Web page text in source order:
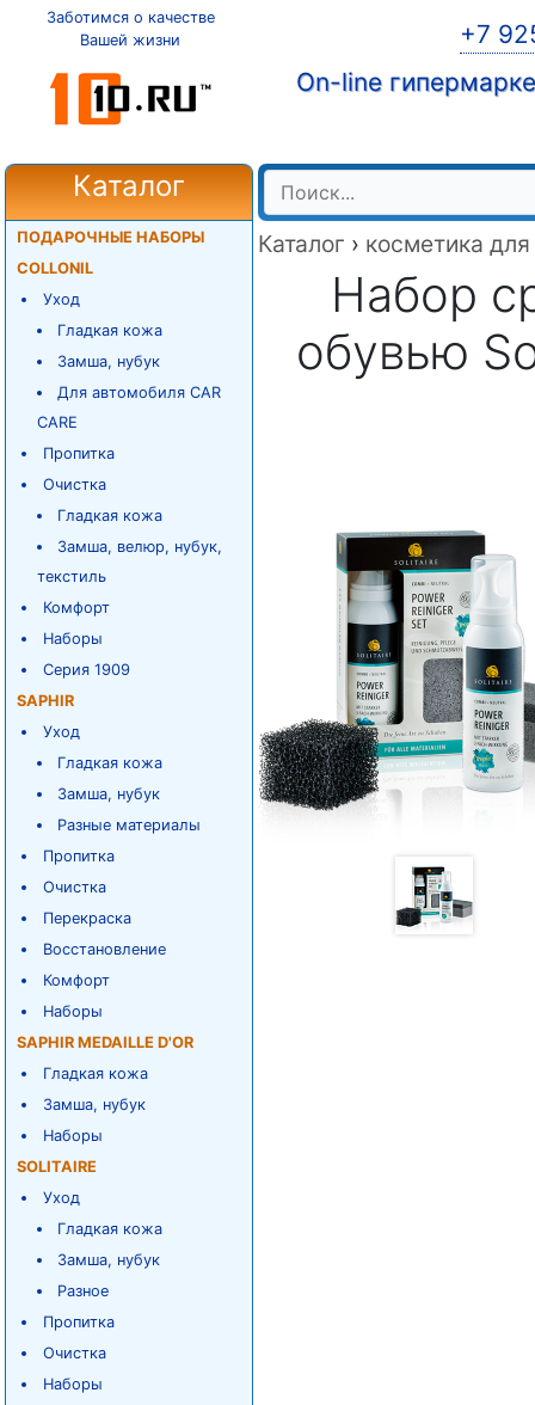
Заботимся о качестве
Вашей жизни
+7
On-line
Каталог
ПОДАРОЧНЫЕ НАБОРЫ
COLLONIL
Уход
Гладкая кожа
Замша, нубук
Для автомобиля CAR
CARE
Пропитка
Очистка
Гладкая кожа
Замша, велюр, нубук,
текстиль
Комфорт
Наборы
Серия 1909
SAPHIR
Уход
Гладкая кожа
Замша, нубук
Разные материалы
Пропитка
Очистка
Перекраска
Восстановление
Комфорт
Наборы
SAPHIR MEDAILLE D'OR
Гладкая кожа
Замша, нубук
Наборы
SOLITAIRE
Уход
Гладкая кожа
Замша, нубук
Разное
Пропитка
Очистка
Наборы
Каталог › косметика
Набор
обувью